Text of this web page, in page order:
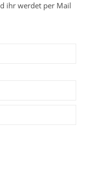
ihr werdet per Mail